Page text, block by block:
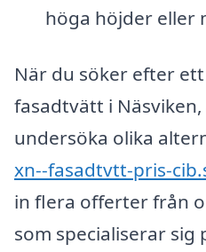
höga höjder eller
När du söker efter
fasadtvätt i
undersöka olika
xn--fasadtvtt-pris-
in flera offerter från
som specialiserar